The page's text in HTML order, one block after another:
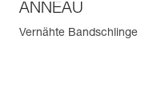
ANNEAU
Vernähte Bandschlinge